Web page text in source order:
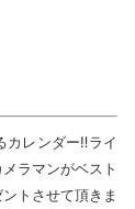
カレンダー‼ライ
ラマンがベスト
トさせて頂きま